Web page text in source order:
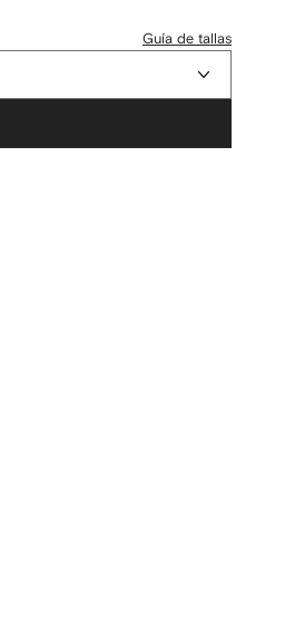
Guía de tallas